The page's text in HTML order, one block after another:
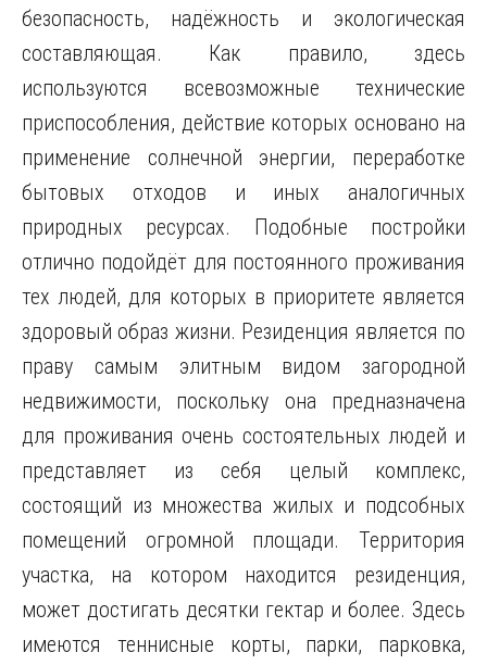
безопасность, надёжность и экологическая
составляющая. Как правило, здесь
используются всевозможные технические
приспособления, действие которых основано на
применение солнечной энергии, переработке
бытовых отходов и иных аналогичных
природных ресурсах. Подобные постройки
отлично подойдёт для постоянного проживания
тех людей, для которых в приоритете является
здоровый образ жизни. Резиденция является по
праву самым элитным видом загородной
недвижимости, поскольку она предназначена
для проживания очень состоятельных людей и
представляет из себя целый комплекс,
состоящий из множества жилых и подсобных
помещений огромной площади. Территория
участка, на котором находится резиденция,
может достигать десятки гектар и более. Здесь
имеются теннисные корты, парки, парковка,